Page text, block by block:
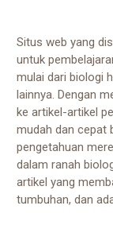
Situs web yang
untuk
mulai dari biologi
lainnya. Dengan
ke artikel-artikel
mudah dan cepat
pengetahuan
dalam ranah
artikel yang
tumbuhan, dan